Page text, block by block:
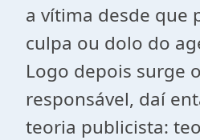
a vítima desde que
culpa ou dolo do
Logo depois surge
responsável, daí
teoria publicista: